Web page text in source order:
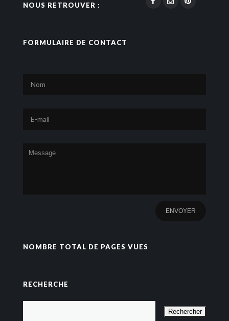
NOUS RETROUVER :
FORMULAIRE DE CONTACT
NOMBRE TOTAL DE PAGES VUES
RECHERCHE